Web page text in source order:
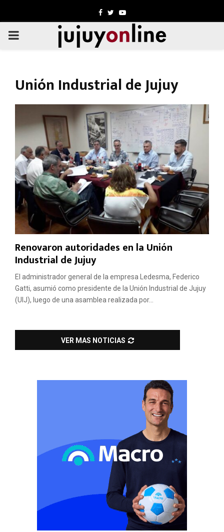
Facebook
TwitterYoutube
PRIMARY
Unión Industrial de Jujuy
Renovaron autoridades en la Unión
Industrial de Jujuy
El administrador general de la empresa Ledesma, Federico
Gatti, asumió como presidente de la Unión Industrial de Jujuy
(UIJ), luego de una asamblea realizada por...
VER MAS NOTICIAS